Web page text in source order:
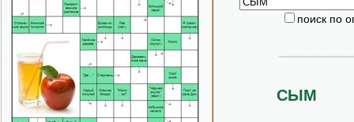
поиск по
СЫМ